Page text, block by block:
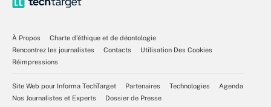
À Propos
Charte d’éthique et de déontologie
Rencontrez les journalistes
Contacts
Utilisation Des Cookies
Réimpressions
Site Web pour Informa TechTarget Partenaires Technologies
Agenda
Nos Journalistes et Experts
Dossier de Presse